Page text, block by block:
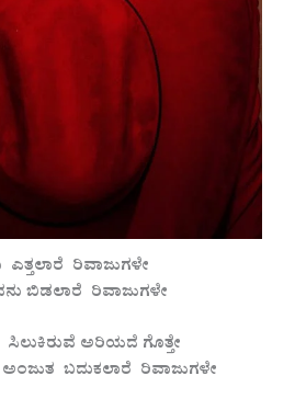
ರಿವಾಜುಗಳೇ
ಬಿಡಲಾರೆ ರಿವಾಜುಗಳೇ
ಅರಿಯದೆ ಗೊತ್ತೇ
ಬದುಕಲಾರೆ ರಿವಾಜುಗಳೇ